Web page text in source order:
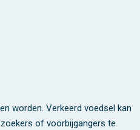
worden. Verkeerd voedsel kan
of voorbijgangers te